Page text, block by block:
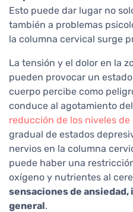
Esto puede dar lugar no
también a problemas
la columna cervical surge
La tensión y el dolor en la
pueden provocar un
cuerpo percibe como
conduce al agotamiento
reducción de los niveles de
gradual de estados
nervios en la columna
puede haber una
oxígeno y nutrientes al
sensaciones de
general.